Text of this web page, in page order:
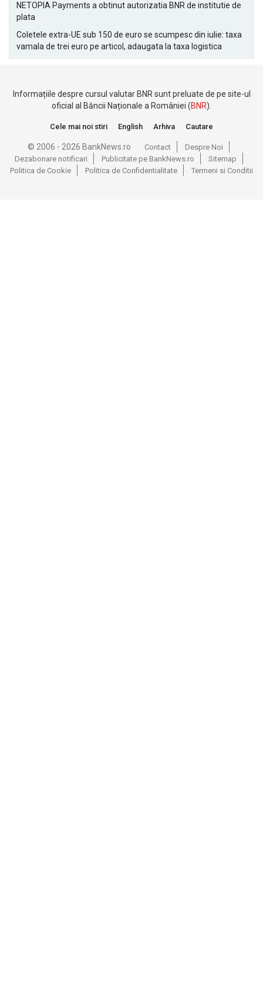
NETOPIA Payments a obtinut autorizatia BNR de institutie de
plata
Coletele extra-UE sub 150 de euro se scumpesc din iulie: taxa
vamala de trei euro pe articol, adaugata la taxa logistica
Informațiile despre cursul valutar BNR sunt preluate de pe site-ul
oficial al Băncii Naționale a României (BNR).
Cele mai noi stiri English Arhiva Cautare
© 2006 - 2026 BankNews.ro Contact
Despre Noi
Dezabonare notificari
Publicitate pe BankNews.ro
Sitemap
Politica de Cookie
Politica de Confidentialitate Termeni si Conditii